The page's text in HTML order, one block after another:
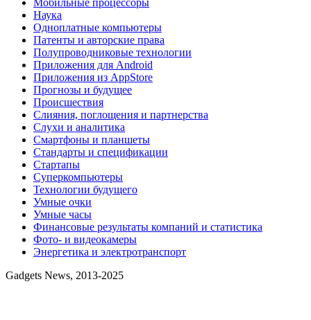
Наука
Одноплатные компьютеры
Патенты и авторские права
Полупроводниковые технологии
Приложения для Android
Приложения из AppStore
Прогнозы и будущее
Происшествия
Слияния, поглощения и партнерства
Слухи и аналитика
Смартфоны и планшеты
Стандарты и спецификации
Стартапы
Суперкомпьютеры
Технологии будущего
Умные очки
Умные часы
Финансовые результаты компаний и статистика
Фото- и видеокамеры
Энергетика и электротранспорт
Gadgets News, 2013-2025